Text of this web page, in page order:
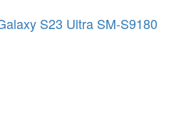
S23 Ultra SM-S9180